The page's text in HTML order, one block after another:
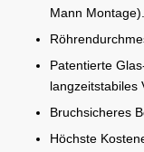
Mann Montage).
Patentierte
langzeitstabiles
Bruchsicheres
Höchste